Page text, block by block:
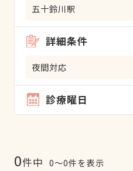
五十鈴川駅
詳細条件
夜間対応
診療曜日
0件中 0〜0件を表示